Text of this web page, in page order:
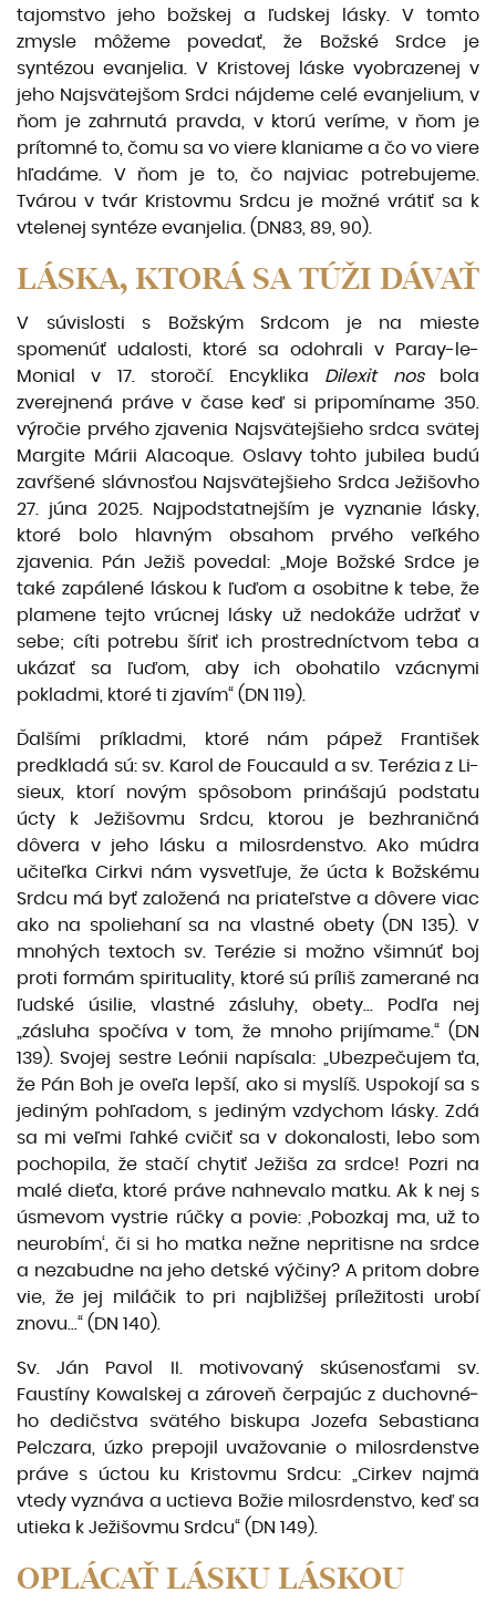
tajomstvo jeho božskej a ľudskej lásky. V tomto
zmys­le môžeme povedať, že Božské Srdce je
syntézou evanjelia. V Kristovej láske vyobrazenej v
jeho Najsvätejšom Srdci nájdeme celé evanjelium, v
ňom je zahrnutá pravda, v ktorú veríme, v ňom je
prítomné to, čomu sa vo viere klaniame a čo vo viere
hľadáme. V ňom je to, čo najviac potrebujeme.
Tvárou v tvár Kristovmu Srdcu je možné vrátiť sa k
vtelenej syntéze evanjelia. (DN83, 89, 90).
LÁSKA, KTORÁ SA TÚŽI DÁVAŤ
V súvislosti s Božským Srdcom je na mieste
spomenúť udalosti, ktoré sa odohrali v Paray-le-
Monial v 17. storočí. Encyklika Dilexit nosbola
zverejnená práve v čase keď si pripomíname 350.
výročie prvého zjavenia Najsvätejšieho srdca svätej
Margite Márii Alacoque. Oslavy tohto jubilea budú
za­vŕšené slávnosťou Najsvätejšieho Srdca Ježišovho
27. júna 2025. Najpodstatnejším je vyznanie lás­ky,
ktoré bolo hlavným obsahom prvého veľkého
zjavenia. Pán Ježiš povedal: „Moje Božské Srdce je
také zapálené láskou k ľuďom a osobitne k tebe, že
plamene tejto vrúcnej lásky už nedokáže udržať v
sebe; cíti potrebu šíriť ich prostredníctvom teba a
ukázať sa ľuďom, aby ich obohatilo vzácnymi
pokladmi, ktoré ti zjavím“ (DN 119).
Ďalšími príkladmi, ktoré nám pápež František
predkladá sú: sv. Karol de Foucauld a sv. Terézia z Li-
sieux, ktorí novým spôsobom prinášajú podstatu
úcty k Ježišovmu Srdcu, ktorou je bezhraničná
dôvera v jeho lásku a milosrdenstvo. Ako múdra
učiteľka Cirkvi nám vysvetľuje, že úcta k Božskému
Srdcu má byť založená na priateľstve a dôvere viac
ako na spoliehaní sa na vlastné obety (DN 135). V
mnohých textoch sv. Terézie si možno všimnúť boj
proti formám spirituality, ktoré sú príliš zamerané na
ľudské úsilie, vlastné zásluhy, obety... Podľa nej
„zásluha spočíva v tom, že mnoho prijímame.“ (DN
139). Svojej sestre Leónii napísala: „Ubezpečujem ťa,
že Pán Boh je oveľa lepší, ako si myslíš. Uspokojí sa s
jediným pohľadom, s jediným vzdychom lásky. Zdá
sa mi veľmi ľahké cvičiť sa v dokonalosti, lebo som
pochopila, že stačí chytiť Ježiša za srdce! Pozri na
malé dieťa, ktoré práve nahnevalo matku. Ak k nej s
úsmevom vystrie rúčky a povie: ‚Pobozkaj ma, už to
neurobím‘, či si ho matka nežne nepritisne na srdce
a nezabudne na jeho detské výčiny? A pritom dobre
vie, že jej miláčik to pri najbližšej príležitosti urobí
znovu...“ (DN 140).
Sv. Ján Pavol II. motivovaný skúsenosťami sv.
Faustíny Kowalskej a zároveň čerpajúc z duchovné­
ho dedičstva svätého biskupa Jozefa Sebastiana
Pelczara, úzko prepojil uvažovanie o milosrden­stve
práve s úctou ku Kristovmu Srdcu: „Cirkev najmä
vtedy vyznáva a uctieva Božie milosrden­stvo, keď sa
utieka k Ježišovmu Srdcu“ (DN 149).
OPLÁCAŤ LÁSKU LÁSKOU